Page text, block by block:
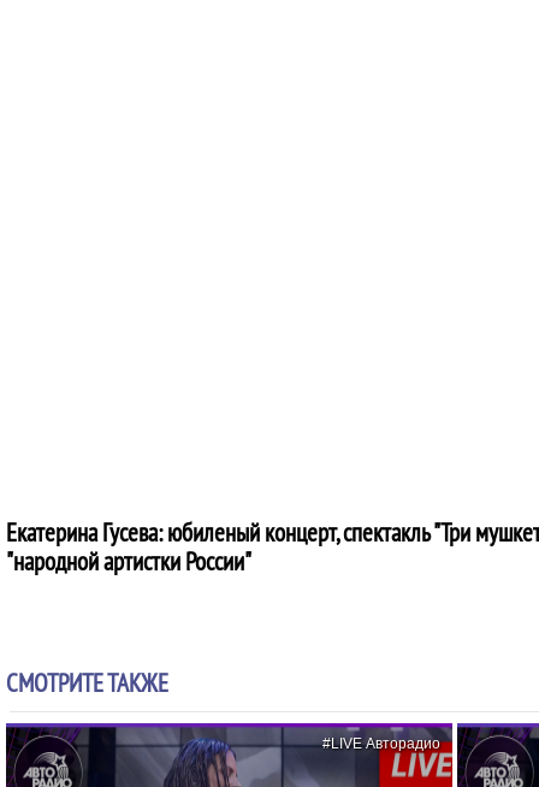
Екатерина Гусева: юбиленый концерт, спектакль "Три
"народной артистки России"
СМОТРИТЕ ТАКЖЕ
#LIVE Авторадио